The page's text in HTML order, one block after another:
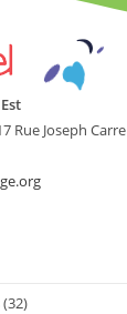
Rue Joseph Carre
(32)